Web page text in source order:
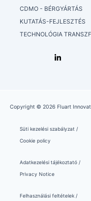
CDMO - BÉRGYÁRTÁS
KUTATÁS-FEJLESZTÉS
TECHNOLÓGIA
Copyright © 2026 Fluart
Süti kezelési szabályzat /
Cookie policy
Adatkezelési tájékoztató /
Privacy Notice
Felhasználási feltételek /